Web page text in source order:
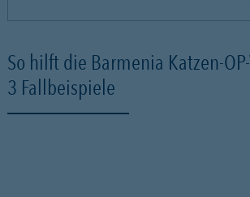
So hilft die Barmenia Katzen-
3 Fallbeispiele